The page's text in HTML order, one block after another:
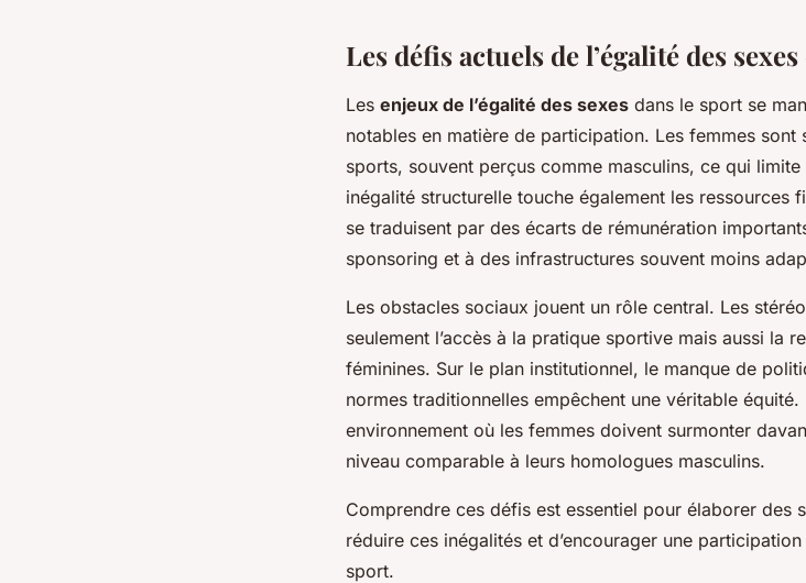
Les défis actuels de l’égalité des
Les enjeux de l’égalité des sexes dans le sport se
notables en matière de participation. Les femmes
sports, souvent perçus comme masculins, ce qui
inégalité structurelle touche également les ressources
se traduisent par des écarts de rémunération
sponsoring et à des infrastructures souvent moins
Les obstacles sociaux jouent un rôle central. Les
seulement l’accès à la pratique sportive mais aussi la
féminines. Sur le plan institutionnel, le manque de
normes traditionnelles empêchent une véritable
environnement où les femmes doivent surmonter
niveau comparable à leurs homologues masculins.
Comprendre ces défis est essentiel pour élaborer des
réduire ces inégalités et d’encourager une
sport.